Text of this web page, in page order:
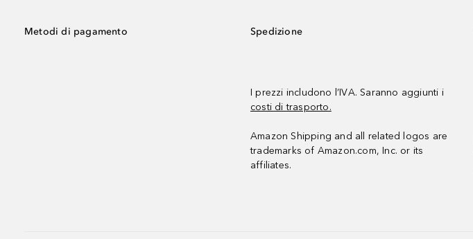
Metodi di pagamento Spedizione
I prezzi includono l’IVA. Saranno aggiunti i
costi di trasporto.
Amazon Shipping and all related logos are
trademarks of Amazon.com, Inc. or its
affiliates.